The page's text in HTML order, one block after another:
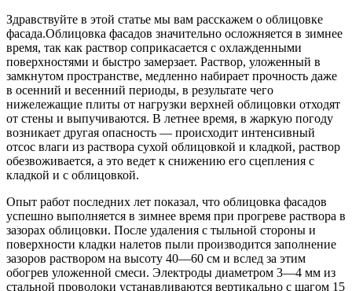
Здравствуйте в этой статье мы вам расскажем о облицовке
фасада.Облицовка фасадов значительно осложняется в зимнее
время, так как раствор соприкасается с охлажденными
поверхностями и быстро замерзает. Раствор, уложенный в
замкнутом пространстве, медленно набирает прочность даже
в осенний и весенний периоды, в результате чего
нижележащие плиты от нагрузки верхней облицовки отходят
от стены и выпучиваются. В летнее время, в жаркую погоду
возникает другая опасность — происходит интенсивный
отсос влаги из раствора сухой облицовкой и кладкой, раствор
обезвоживается, а это ведет к снижению его сцепления с
кладкой и с облицовкой.
Опыт работ последних лет показал, что облицовка фасадов
успешно выполняется в зимнее время при прогреве раствора в
зазорах облицовки. После удаления с тыльной стороны и
поверхности кладки налетов пыли производится заполнение
зазоров раствором на высоту 40—60 см и вслед за этим
обогрев уложенной смеси. Электроды диаметром 3—4 мм из
стальной проволоки устанавливаются вертикально с шагом 15